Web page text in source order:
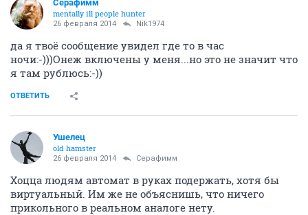
Серафимм
mentally ill people hunter
26 февраля 2014 Nik1974
да я твоё сообщение увидел где то в час
ночи:-)))Онеж включены у меня...но это не значит что
я там рублюсь:-))
ОТВЕТИТЬ
Ушелец
old hamster
26 февраля 2014 Серафимм
Хоцца людям автомат в руках подержать, хотя бы
виртуальный. Им же не объяснишь, что ничего
прикольного в реальном аналоге нету.